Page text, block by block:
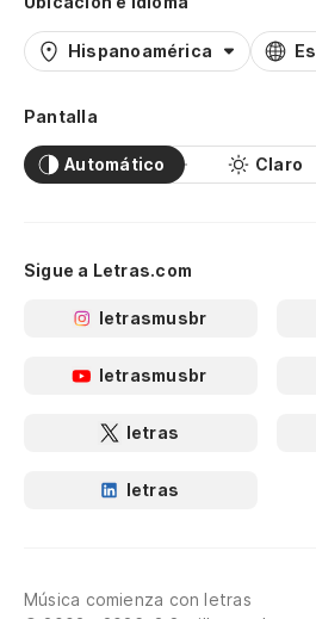
Hispanoamérica
Pantalla
Automático Claro
Sigue a Letras.com
letrasmusbr
letrasmusbr
letras
letras
Música comienza con letras